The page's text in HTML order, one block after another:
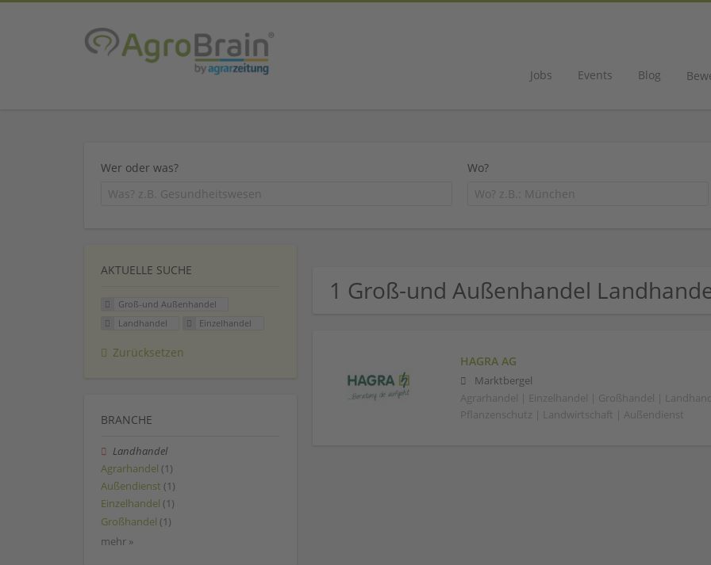
Jobs Events Blog
Wer oder was? Wo?
1 Groß-und Außenhandel
HAGRA AG
Marktbergel
Agrarhandel | Einzelhandel | Großhandel |
Pflanzenschutz | Landwirtschaft | Außendienst
AKTUELLE SUCHE
Groß-und Außenhandel
Landhandel
Einzelhandel
Zurücksetzen
BRANCHE
Landhandel
Agrarhandel (1)
Außendienst (1)
Einzelhandel (1)
Großhandel (1)
mehr »